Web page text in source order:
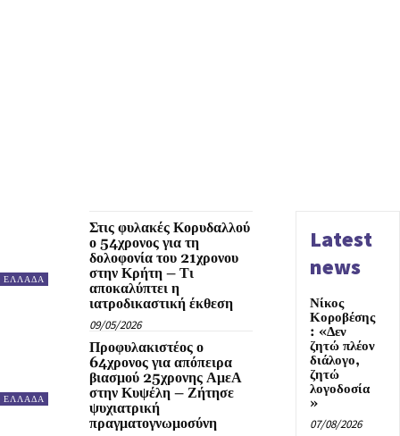
ΕΛΛΑΔΑ
Στις φυλακές Κορυδαλλού
ο 54χρονος για τη
δολοφονία του 21χρονου
στην Κρήτη – Τι
αποκαλύπτει η
ιατροδικαστική έκθεση
09/05/2026
ΕΛΛΑΔΑ
Προφυλακιστέος ο
64χρονος για απόπειρα
βιασμού 25χρονης ΑμεΑ
στην Κυψέλη – Ζήτησε
ψυχιατρική
πραγματογνωμοσύνη
Latest
news
Νίκος
Κοροβέσης
: «Δεν
ζητώ πλέον
διάλογο,
ζητώ
λογοδοσία
»
07/08/2026